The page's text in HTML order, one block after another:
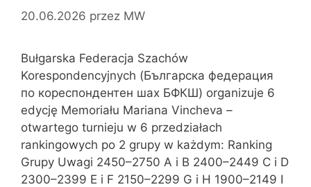
20.06.2026 przez MW
Bułgarska Federacja Szachów
Korespondencyjnych (Българска федерация
по кореспондентен шах БФКШ) organizuje 6
edycję Memoriału Mariana Vincheva –
otwartego turnieju w 6 przedziałach
rankingowych po 2 grupy w każdym: Ranking
Grupy Uwagi 2450–2750 A i B 2400–2449 C i D
2300–2399 E i F 2150–2299 G i H 1900–2149 I